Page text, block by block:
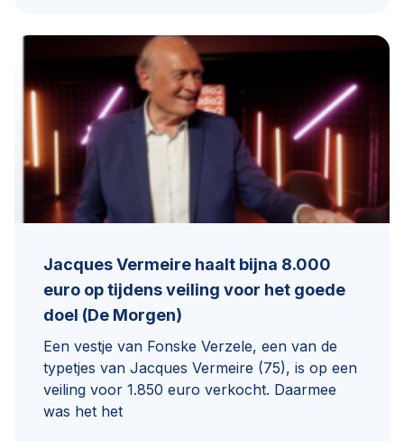
Jacques Vermeire haalt bijna 8.000
euro op tijdens veiling voor het goede
doel (De Morgen)
Een vestje van Fonske Verzele, een van de
typetjes van Jacques Vermeire (75), is op een
veiling voor 1.850 euro verkocht. Daarmee
was het het